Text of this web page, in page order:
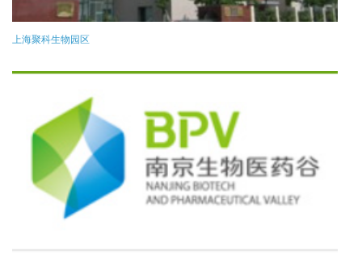
上海聚科生物园区